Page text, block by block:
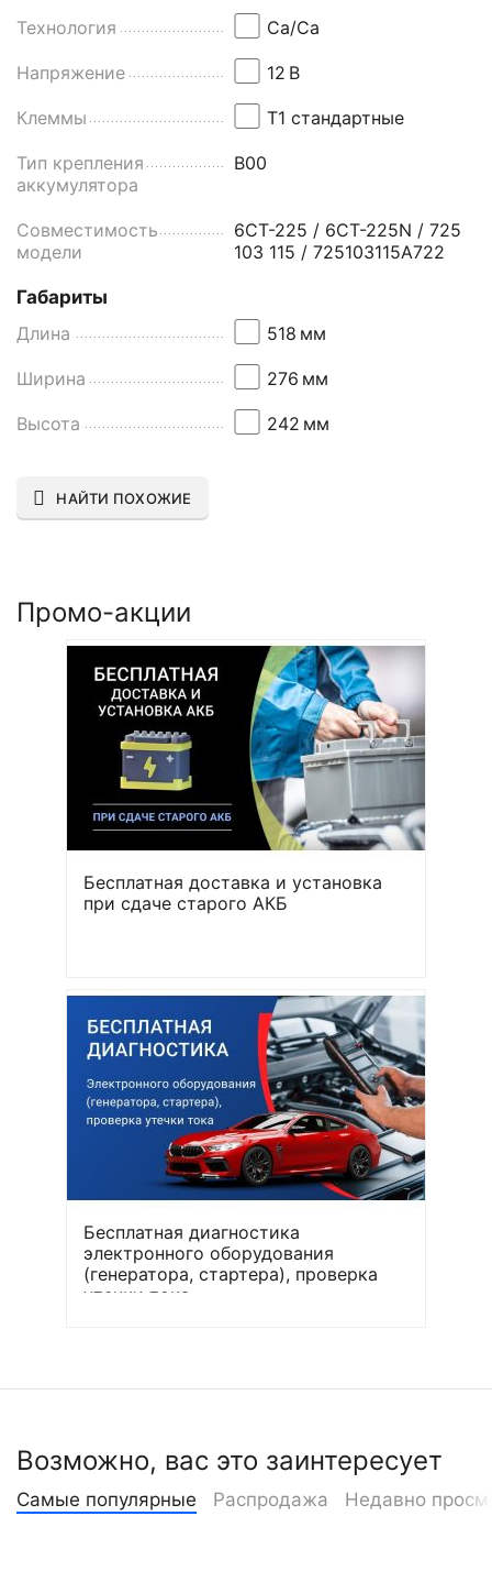
Технология Ca/Ca
Напряжение 12 В
Клеммы Т1 стандартные
Тип крепления
аккумулятора
B00
Совместимость
модели
6СТ-225 / 6СТ-225N / 725
103 115 / 725103115A722
Габариты
Длина
518 мм
Ширина 276 мм
Высота 242 мм
НАЙТИ ПОХОЖИЕ
Промо-акции
Бесплатная доставка и установка
при сдаче старого АКБ
Бесплатная диагностика
электронного оборудования
(генератора, стартера), проверка
утечки тока
Возможно, вас это заинтересует
Самые популярные Распродажа Недавно